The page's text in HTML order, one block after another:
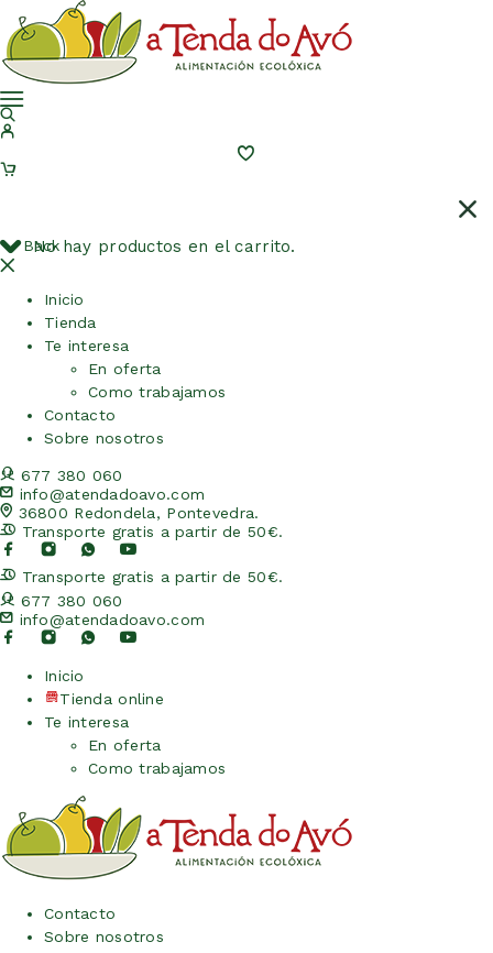
No hay productos en el carrito.
Back
Inicio
Tienda
Te interesa
En oferta
Como trabajamos
Contacto
Sobre nosotros
677 380 060
info@atendadoavo.com
36800 Redondela, Pontevedra.
Transporte gratis a partir de 50€.
Transporte gratis a partir de 50€.
677 380 060
info@atendadoavo.com
Inicio
Tienda online
Te interesa
En oferta
Como trabajamos
Contacto
Sobre nosotros